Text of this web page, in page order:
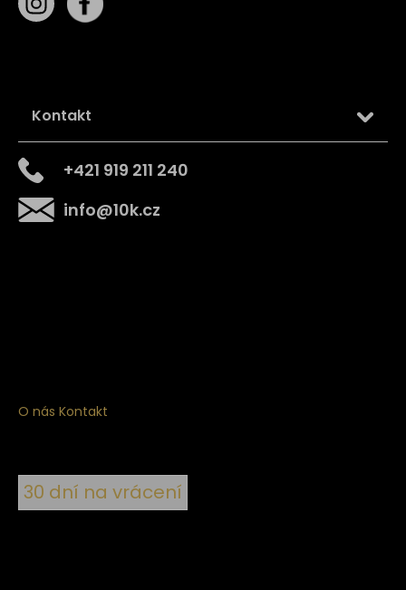
Kontakt
info@10k.cz
+421 919 211 240
O nás Kontakt
30 dní na vrácení